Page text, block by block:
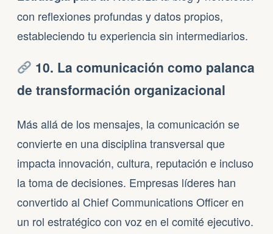
con reflexiones profundas y datos propios,
estableciendo tu experiencia sin intermediarios.
10. La comunicación como palanca
de transformación organizacional
Más allá de los mensajes, la comunicación se
convierte en una disciplina transversal que
impacta innovación, cultura, reputación e incluso
la toma de decisiones. Empresas líderes han
convertido al Chief Communications Officer en
un rol estratégico con voz en el comité ejecutivo.